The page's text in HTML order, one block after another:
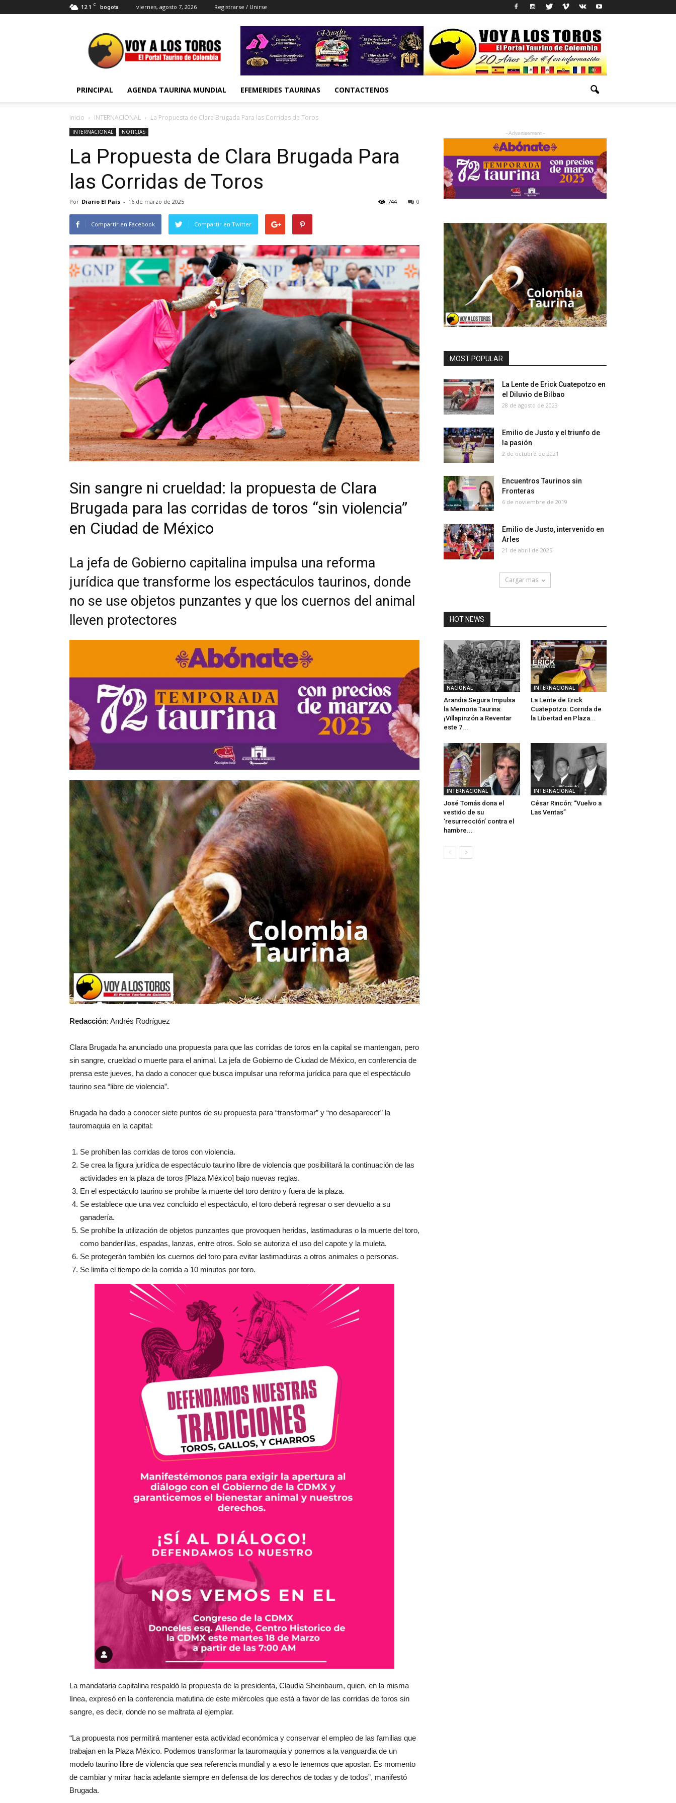
12.1 C bogota viernes, agosto 7, 2026 Registrarse / Unirse
Voy
a
Los
Toros
PRINCIPAL AGENDA TAURINA MUNDIAL EFEMERIDES TAURINAS CONTACTENOS
Inicio INTERNACIONAL La Propuesta de Clara Brugada Para las Corridas de Toros
INTERNACIONAL NOTICIAS
La Propuesta de Clara Brugada Para
las Corridas de Toros
Por Diario El País - 16 de marzo de 2025 0
744
Compartir en Facebook Compartir en Twitter
Sin sangre ni crueldad: la propuesta de Clara
Brugada para las corridas de toros “sin violencia”
en Ciudad de México
La jefa de Gobierno capitalina impulsa una reforma
jurídica que transforme los espectáculos taurinos, donde
no se use objetos punzantes y que los cuernos del animal
lleven protectores
Redacción: Andrés Rodríguez
Clara Brugada ha anunciado una propuesta para que las corridas de toros en la capital se mantengan, pero
sin sangre, crueldad o muerte para el animal. La jefa de Gobierno de Ciudad de México, en conferencia de
prensa este jueves, ha dado a conocer que busca impulsar una reforma jurídica para que el espectáculo
taurino sea “libre de violencia”.
Brugada ha dado a conocer siete puntos de su propuesta para “transformar” y “no desaparecer” la
tauromaquia en la capital:
Se prohíben las corridas de toros con violencia.
Se crea la figura jurídica de espectáculo taurino libre de violencia que posibilitará la continuación de las
actividades en la plaza de toros [Plaza México] bajo nuevas reglas.
En el espectáculo taurino se prohíbe la muerte del toro dentro y fuera de la plaza.
Se establece que una vez concluido el espectáculo, el toro deberá regresar o ser devuelto a su
ganadería.
Se prohíbe la utilización de objetos punzantes que provoquen heridas, lastimaduras o la muerte del toro,
como banderillas, espadas, lanzas, entre otros. Solo se autoriza el uso del capote y la muleta.
Se protegerán también los cuernos del toro para evitar lastimaduras a otros animales o personas.
Se limita el tiempo de la corrida a 10 minutos por toro.
La mandataria capitalina respaldó la propuesta de la presidenta, Claudia Sheinbaum, quien, en la misma
línea, expresó en la conferencia matutina de este miércoles que está a favor de las corridas de toros sin
sangre, es decir, donde no se maltrata al ejemplar.
“La propuesta nos permitirá mantener esta actividad económica y conservar el empleo de las familias que
trabajan en la Plaza México. Podemos transformar la tauromaquia y ponernos a la vanguardia de un
modelo taurino libre de violencia que sea referencia mundial y a eso le tenemos que apostar. Es momento
de cambiar y mirar hacia adelante siempre en defensa de los derechos de todas y de todos”, manifestó
Brugada.
- Advertisement -
MOST POPULAR
La Lente de Erick Cuatepotzo en
el Diluvio de Bilbao
28 de agosto de 2023
Emilio de Justo y el triunfo de
la pasión
2 de octubre de 2021
Encuentros Taurinos sin
Fronteras
6 de noviembre de 2019
Emilio de Justo, intervenido en
Arles
21 de abril de 2025
Cargar mas
HOT NEWS
NACIONAL
Arandia Segura Impulsa
la Memoria Taurina:
¡Villapinzón a Reventar
este 7...
INTERNACIONAL
La Lente de Erick
Cuatepotzo: Corrida de
la Libertad en Plaza...
INTERNACIONAL
José Tomás dona el
vestido de su
‘resurrección’ contra el
hambre...
INTERNACIONAL
César Rincón: “Vuelvo a
Las Ventas”